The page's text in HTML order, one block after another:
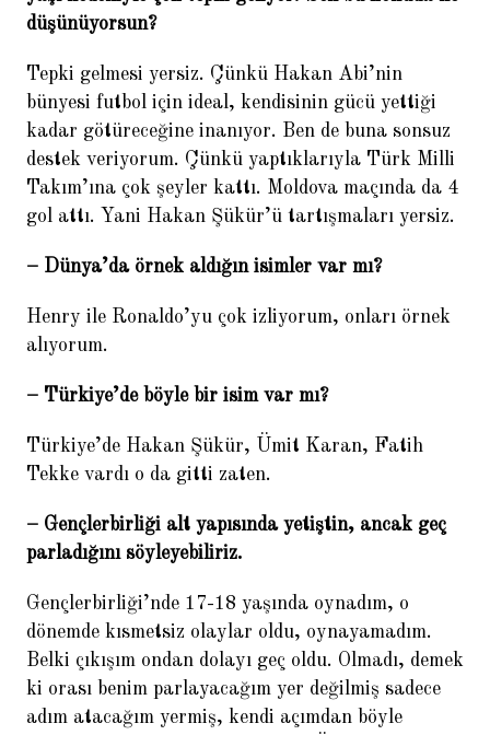
düşünüyorsun?
Tepki gelmesi yersiz. Çünkü Hakan Abi’nin
bünyesi futbol için ideal, kendisinin gücü yettiği
kadar götüreceğine inanıyor. Ben de buna sonsuz
destek veriyorum. Çünkü yaptıklarıyla Türk Milli
Takım’ına çok şeyler kattı. Moldova maçında da 4
gol attı. Yani Hakan Şükür’ü tartışmaları yersiz.
– Dünya’da örnek aldığın isimler var mı?
Henry ile Ronaldo’yu çok izliyorum, onları örnek
alıyorum.
– Türkiye’de böyle bir isim var mı?
Türkiye’de Hakan Şükür, Ümit Karan, Fatih
Tekke vardı o da gitti zaten.
– Gençlerbirliği alt yapısında yetiştin, ancak geç
parladığını söyleyebiliriz.
Gençlerbirliği’nde 17-18 yaşında oynadım, o
dönemde kısmetsiz olaylar oldu, oynayamadım.
Belki çıkışım ondan dolayı geç oldu. Olmadı, demek
ki orası benim parlayacağım yer değilmiş sadece
adım atacağım yermiş, kendi açımdan böyle